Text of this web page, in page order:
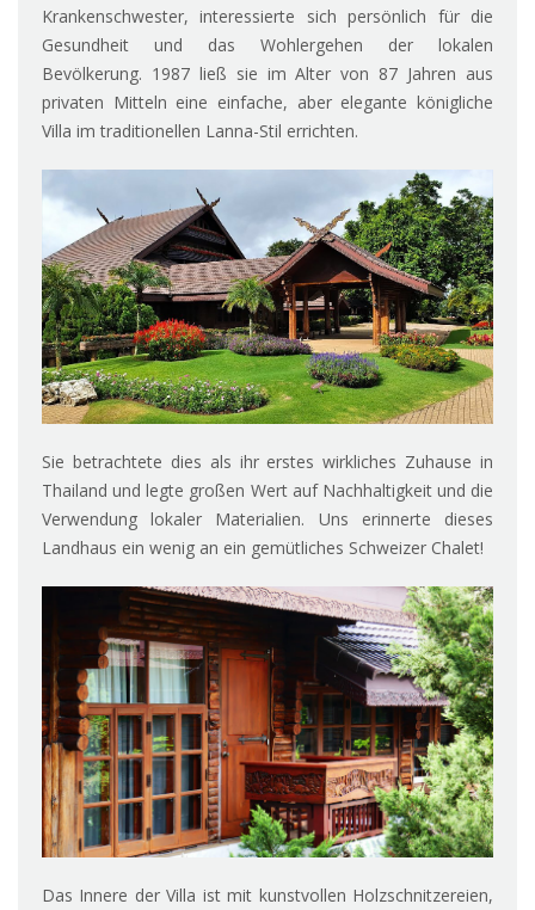
Krankenschwester, interessierte sich persönlich für die
Gesundheit und das Wohlergehen der lokalen
Bevölkerung. 1987 ließ sie im Alter von 87 Jahren aus
privaten Mitteln eine einfache, aber elegante königliche
Villa im traditionellen Lanna-Stil errichten.
Sie betrachtete dies als ihr erstes wirkliches Zuhause in
Thailand und legte großen Wert auf Nachhaltigkeit und die
Verwendung lokaler Materialien. Uns erinnerte dieses
Landhaus ein wenig an ein gemütliches Schweizer Chalet!
Das Innere der Villa ist mit kunstvollen Holzschnitzereien,